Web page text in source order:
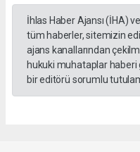
İhlas Haber Ajansı (İHA)
tüm haberler, sitemizin
ajans kanallarından
hukuki muhataplar
bir editörü sorumlu